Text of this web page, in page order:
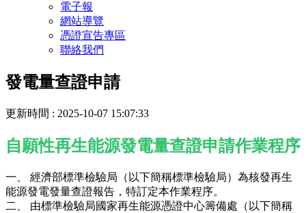
電子報
網站導覽
憑證宣告專區
聯絡我們
發電量查證申請
更新時間 : 2025-10-07 15:07:33
自願性再生能源發電量查證申請作業程序
一、 經濟部標準檢驗局（以下簡稱標準檢驗局）為核發再生
能源發電發量查證報告，特訂定本作業程序。
二、 由標準檢驗局國家再生能源憑證中心籌備處（以下簡稱